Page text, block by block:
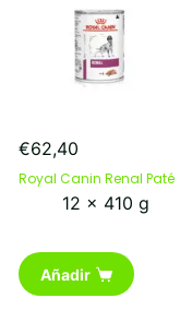
€62,40
Royal Canin Renal Paté
12 x 410 g
Añadir